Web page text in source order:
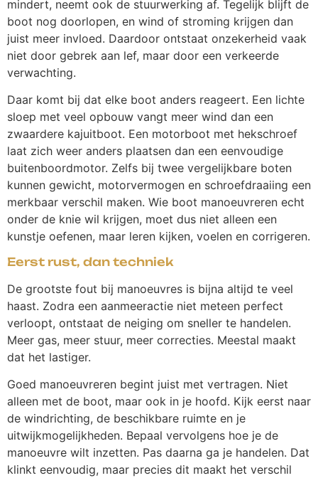
mindert, neemt ook de stuurwerking af. Tegelijk blijft de
boot nog doorlopen, en wind of stroming krijgen dan
juist meer invloed. Daardoor ontstaat onzekerheid vaak
niet door gebrek aan lef, maar door een verkeerde
verwachting.
Daar komt bij dat elke boot anders reageert. Een lichte
sloep met veel opbouw vangt meer wind dan een
zwaardere kajuitboot. Een motorboot met hekschroef
laat zich weer anders plaatsen dan een eenvoudige
buitenboordmotor. Zelfs bij twee vergelijkbare boten
kunnen gewicht, motorvermogen en schroefdraaiing een
merkbaar verschil maken. Wie boot manoeuvreren echt
onder de knie wil krijgen, moet dus niet alleen een
kunstje oefenen, maar leren kijken, voelen en corrigeren.
Eerst rust, dan techniek
De grootste fout bij manoeuvres is bijna altijd te veel
haast. Zodra een aanmeeractie niet meteen perfect
verloopt, ontstaat de neiging om sneller te handelen.
Meer gas, meer stuur, meer correcties. Meestal maakt
dat het lastiger.
Goed manoeuvreren begint juist met vertragen. Niet
alleen met de boot, maar ook in je hoofd. Kijk eerst naar
de windrichting, de beschikbare ruimte en je
uitwijkmogelijkheden. Bepaal vervolgens hoe je de
manoeuvre wilt inzetten. Pas daarna ga je handelen. Dat
klinkt eenvoudig, maar precies dit maakt het verschil